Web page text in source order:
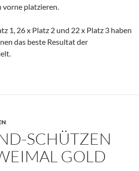
vorne platzieren.
1, 26 x Platz 2 und 22 x Platz 3 haben
das beste Resultat der
SCHÜTZEN
GOLD